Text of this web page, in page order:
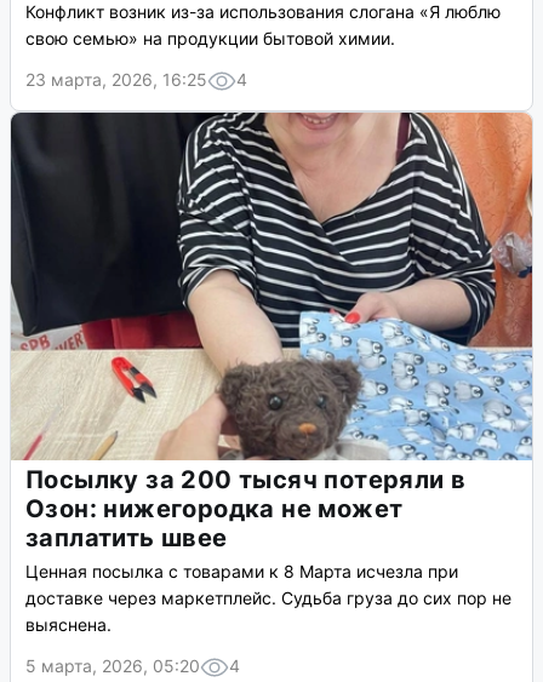
Конфликт возник из-за использования слогана «Я люблю
свою семью» на продукции бытовой химии.
23 марта, 2026, 16:25
4
Посылку за 200 тысяч потеряли в
Озон: нижегородка не может
заплатить швее
Ценная посылка с товарами к 8 Марта исчезла при
доставке через маркетплейс. Судьба груза до сих пор не
выяснена.
5 марта, 2026, 05:20
4